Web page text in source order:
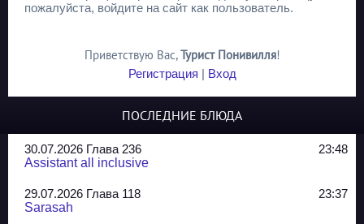
пожалуйста, войдите на сайт как пользователь.
Приветствую Вас,Турист Понивилля!
Регистрация | Вход
ПОСЛЕДНИЕ БЛЮДА
30.07.2026 Глава 236
23:48
Assistant all inclusive
29.07.2026 Глава 118
23:37
Sarasah